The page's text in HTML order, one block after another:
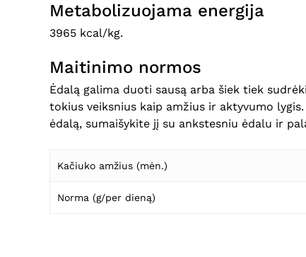
Metabolizuojama energija
3965 kcal/kg.
Maitinimo normos
Ėdalą galima duoti sausą arba šiek tiek
tokius veiksnius kaip amžius ir aktyvumo
ėdalą, sumaišykite jį su ankstesniu ėdalu ir
Kačiuko amžius (mėn.)
Norma (g/per dieną)